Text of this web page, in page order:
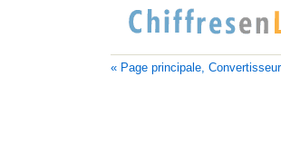
« Page principale,